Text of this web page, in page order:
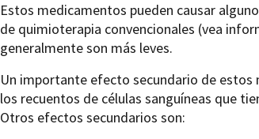
Estos medicamentos pueden causar
de quimioterapia convencionales (vea
generalmente son más leves.
Un importante efecto secundario de
los recuentos de células sanguíneas que
Otros efectos secundarios son: